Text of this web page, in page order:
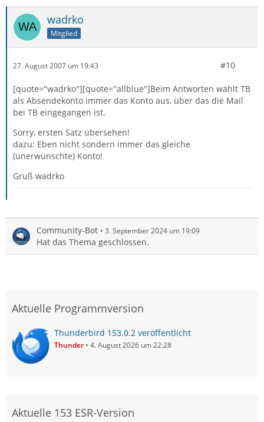
wadrko
Mitglied
27. August 2007 um 19:43 #10
[quote="wadrko"][quote="allblue"]Beim Antworten wählt TB
als Absendekonto immer das Konto aus, über das die Mail
bei TB eingegangen ist.
Sorry, ersten Satz übersehen!
dazu: Eben nicht sondern immer das gleiche
(unerwünschte) Konto!
Gruß wadrko
Community-Bot 3. September 2024 um 19:09
Hat das Thema geschlossen.
Aktuelle Programmversion
Thunderbird 153.0.2 veröffentlicht
Thunder 4. August 2026 um 22:28
Aktuelle 153 ESR-Version